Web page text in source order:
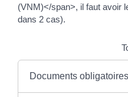
(VNM)</span>, il faut avoir
dans 2 cas).
Documents obligatoires